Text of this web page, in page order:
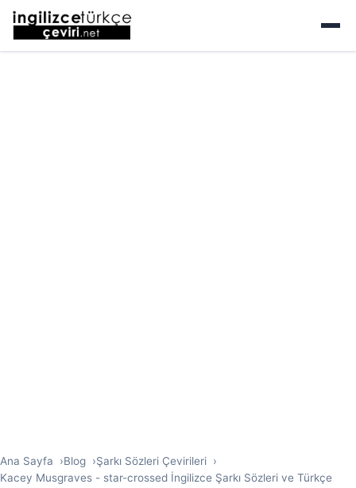
Ana Sayfa Blog
Şarkı Sözleri Çevirileri
Kacey Musgraves - star-crossed İngilizce Şarkı Sözleri ve Türkçe